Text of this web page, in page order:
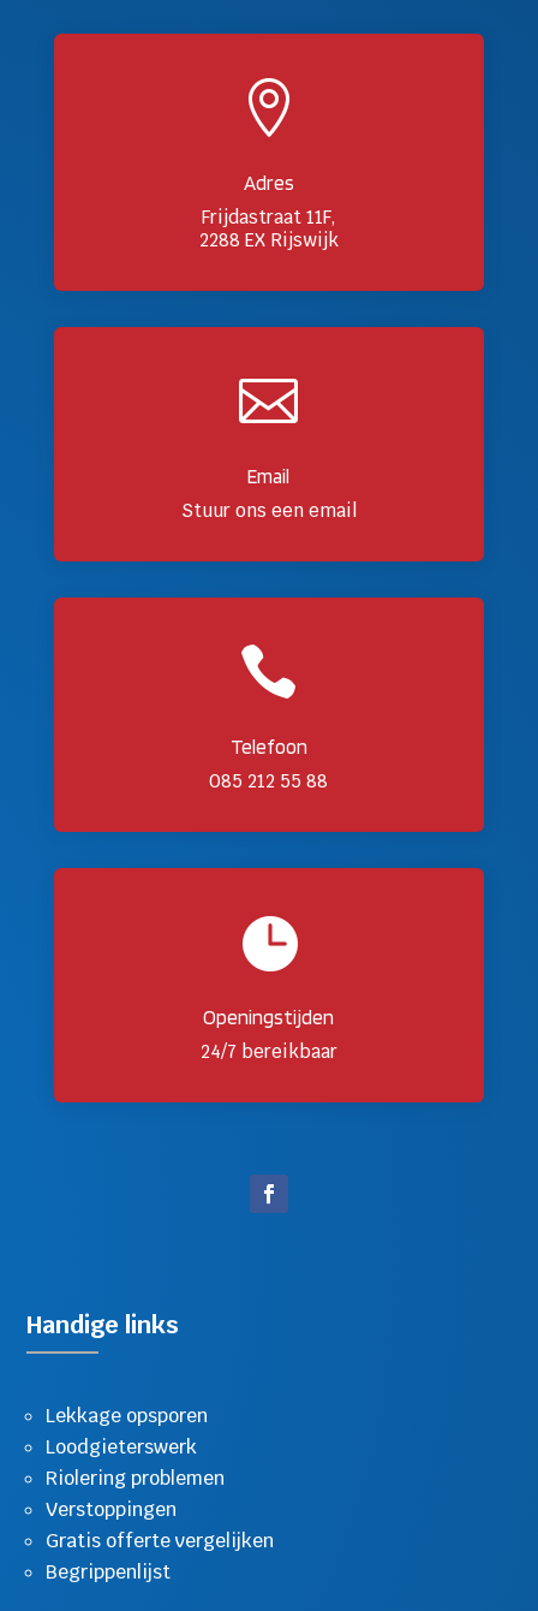

Adres
Frijdastraat 11F,
2288 EX Rijswijk

Email
Stuur ons een email

Telefoon
085 212 55 88

Openingstijden
24/7 bereikbaar
Handige links
Lekkage opsporen
Loodgieterswerk
Riolering problemen
Verstoppingen
Gratis offerte vergelijken
Begrippenlijst